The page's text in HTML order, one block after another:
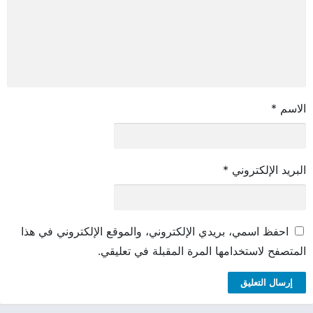
الاسم *
البريد الإلكتروني *
احفظ اسمي، بريدي الإلكتروني، والموقع الإلكتروني في هذا
المتصفح لاستخدامها المرة المقبلة في تعليقي.